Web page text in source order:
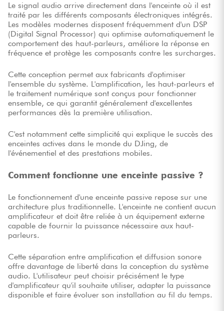
Le signal audio arrive directement dans l'enceinte où il est
traité par les différents composants électroniques intégrés.
Les modèles modernes disposent fréquemment d'un DSP
(Digital Signal Processor) qui optimise automatiquement le
comportement des haut-parleurs, améliore la réponse en
fréquence et protège les composants contre les surcharges.
Cette conception permet aux fabricants d'optimiser
l'ensemble du système. L'amplification, les haut-parleurs et
le traitement numérique sont conçus pour fonctionner
ensemble, ce qui garantit généralement d'excellentes
performances dès la première utilisation.
C'est notamment cette simplicité qui explique le succès des
enceintes actives dans le monde du DJing, de
l'événementiel et des prestations mobiles.
Comment fonctionne une enceinte passive ?
Le fonctionnement d'une enceinte passive repose sur une
architecture plus traditionnelle. L'enceinte ne contient aucun
amplificateur et doit être reliée à un équipement externe
capable de fournir la puissance nécessaire aux haut-
parleurs.
Cette séparation entre amplification et diffusion sonore
offre davantage de liberté dans la conception du système
audio. L'utilisateur peut choisir précisément le type
d'amplificateur qu'il souhaite utiliser, adapter la puissance
disponible et faire évoluer son installation au fil du temps.